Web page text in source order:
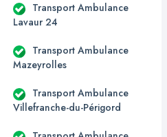
Transport Ambulance
Lavaur 24
Transport Ambulance
Mazeyrolles
Transport Ambulance
Villefranche-du-Périgord